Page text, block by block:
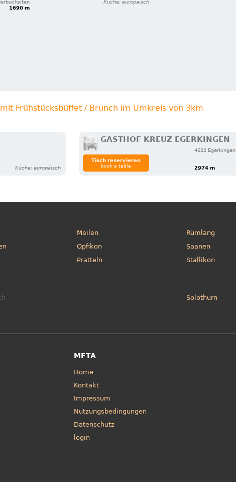
1690 m
Küche: europäisch
Frühstücksbüffet / Brunch im Umkreis von 3km
Küche: europäisch
GASTHOF KREUZ EGERKINGEN
4622 Egerkingen
2974 m
Tisch reservieren
book a table
Meilen
Opfikon
Pratteln
Rümlang
Saanen
Stallikon
Solothurn
META
Home
Kontakt
Impressum
Nutzungsbedingungen
Datenschutz
login